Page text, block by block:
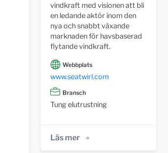
vindkraft med visionen att bli
en ledande aktör inom den
nya och snabbt växande
marknaden för havsbaserad
flytande vindkraft.
Webbplats
www.seatwirl.com
Bransch
Tung elutrustning
Läs mer